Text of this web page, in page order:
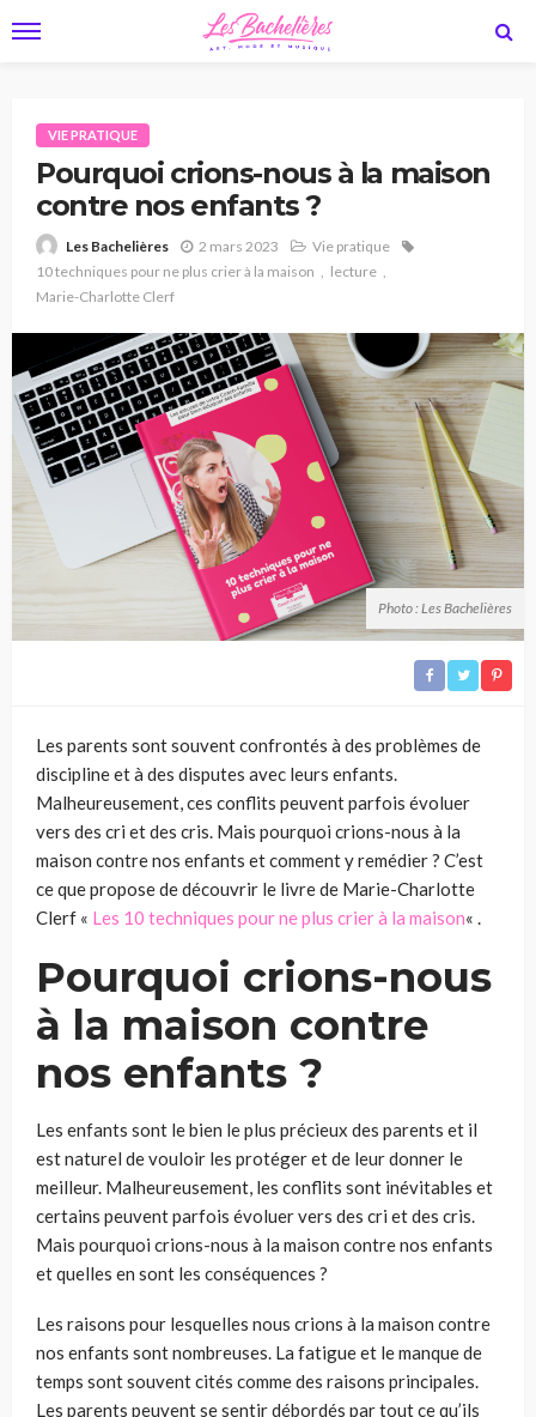
VIE PRATIQUE
Pourquoi crions-nous à la maison
contre nos enfants ?
Les Bachelières 2 mars 2023
Vie pratique
10 techniques pour ne plus crier à la maison
lecture
Marie-Charlotte Clerf
Photo : Les Bachelières
Les parents sont souvent confrontés à des problèmes de
discipline et à des disputes avec leurs enfants.
Malheureusement, ces conflits peuvent parfois évoluer
vers des cri et des cris. Mais pourquoi crions-nous à la
maison contre nos enfants et comment y remédier ? C’est
ce que propose de découvrir le livre de Marie-Charlotte
Clerf « Les 10 techniques pour ne plus crier à la maison« .
Pourquoi crions-nous
à la maison contre
nos enfants ?
Les enfants sont le bien le plus précieux des parents et il
est naturel de vouloir les protéger et de leur donner le
meilleur. Malheureusement, les conflits sont inévitables et
certains peuvent parfois évoluer vers des cri et des cris.
Mais pourquoi crions-nous à la maison contre nos enfants
et quelles en sont les conséquences ?
Les raisons pour lesquelles nous crions à la maison contre
nos enfants sont nombreuses. La fatigue et le manque de
temps sont souvent cités comme des raisons principales.
Les parents peuvent se sentir débordés par tout ce qu’ils